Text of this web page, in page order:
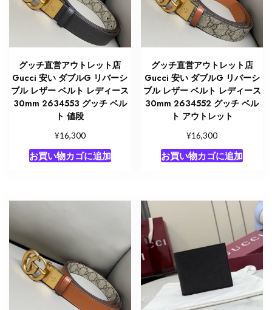
グッチ直営アウトレット店
Gucci 安い ダブルG リバーシ
ブル レザー ベルト レディース
30mm 2634553 グッチ ベル
ト 値段
¥16,300
お買い物カゴに追加
グッチ直営アウトレット店
Gucci 安い ダブルG リバーシ
ブル レザー ベルト レディース
30mm 2634552 グッチ ベル
ト アウトレット
¥16,300
お買い物カゴに追加